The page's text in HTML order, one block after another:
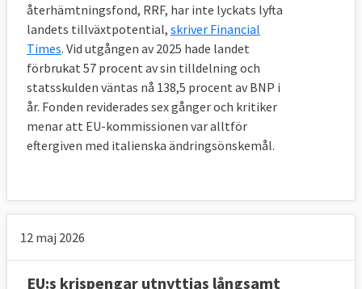
återhämtningsfond, RRF, har inte lyckats lyfta
landets tillväxtpotential, skriver Financial
Times. Vid utgången av 2025 hade landet
förbrukat 57 procent av sin tilldelning och
statsskulden väntas nå 138,5 procent av BNP i
år. Fonden reviderades sex gånger och kritiker
menar att EU-kommissionen var alltför
eftergiven med italienska ändringsönskemål.
12 maj 2026
EU:s krispengar utnyttjas långsamt